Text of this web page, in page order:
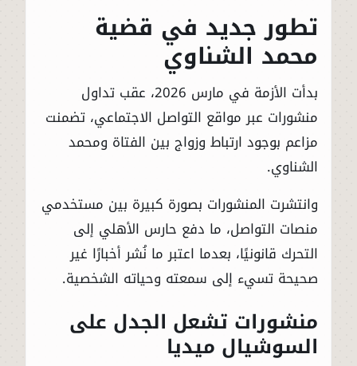
تطور جديد في قضية
محمد الشناوي
بدأت الأزمة في مارس 2026، عقب تداول
منشورات عبر مواقع التواصل الاجتماعي، تضمنت
مزاعم بوجود ارتباط وزواج بين الفتاة ومحمد
الشناوي.
وانتشرت المنشورات بصورة كبيرة بين مستخدمي
منصات التواصل، ما دفع حارس الأهلي إلى
التحرك قانونيًا، بعدما اعتبر ما نُشر أخبارًا غير
صحيحة تسيء إلى سمعته وحياته الشخصية.
منشورات تشعل الجدل على
السوشيال ميديا